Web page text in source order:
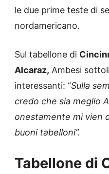
le due prime teste di
nordamericano.
Sul tabellone di
Alcaraz, Ambesi
interessanti: “Sulla
credo che sia meglio
onestamente mi vien
buoni tabelloni”.
Tabellone di